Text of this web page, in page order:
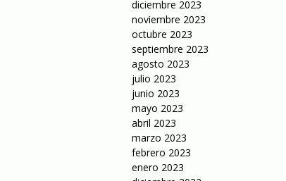
diciembre 2023
noviembre 2023
octubre 2023
septiembre 2023
agosto 2023
julio 2023
junio 2023
mayo 2023
abril 2023
marzo 2023
febrero 2023
enero 2023